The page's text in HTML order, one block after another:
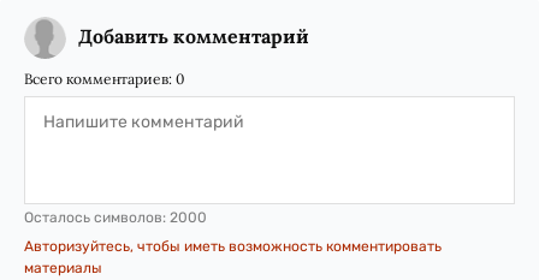
Добавить комментарий
Всего комментариев: 0
Осталось символов: 2000
Авторизуйтесь, чтобы иметь возможность комментировать
материалы